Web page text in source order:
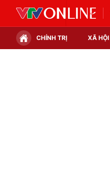
CHÍNH TRỊ XÃ HỘI